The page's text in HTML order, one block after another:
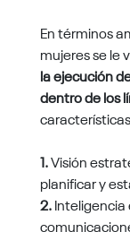
En términos
mujeres se le
la ejecución
dentro de los
1.Visión
planificar y
2.Inteligencia